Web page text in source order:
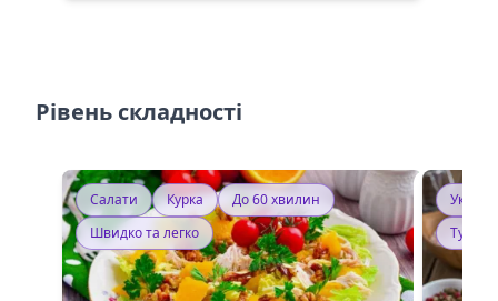
Рівень складності
Салати Курка
До 60 хвилин
Швидко та легко